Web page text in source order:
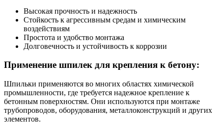
Высокая прочность и надежность
Стойкость к агрессивным средам и химическим
воздействиям
Простота и удобство монтажа
Долговечность и устойчивость к коррозии
Применение шпилек для крепления к бетону:
Шпильки применяются во многих областях химической
промышленности, где требуется надежное крепление к
бетонным поверхностям. Они используются при монтаже
трубопроводов, оборудования, металлоконструкций и других
элементов.